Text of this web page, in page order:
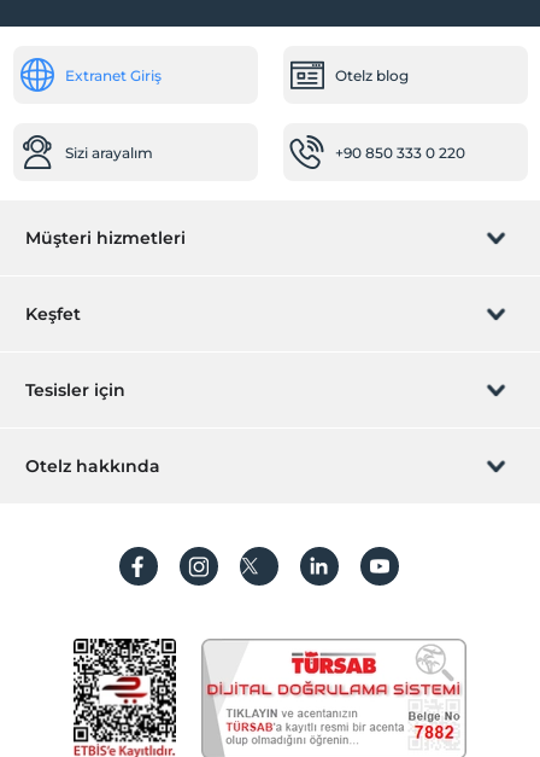
Extranet Giriş Otelz blog
Sizi arayalım +90 850 333 0 220
Müşteri hizmetleri
Rezervasyon yönet
Sıkça sorulan sorular
İşlem rehberi
Keşfet
Hediye Kart
Hesap oluştur
Tesisler için
Hemen tesisinizi ekleyin
Otelz hakkında
Koşullar ve şartlar
Aydınlatma metni